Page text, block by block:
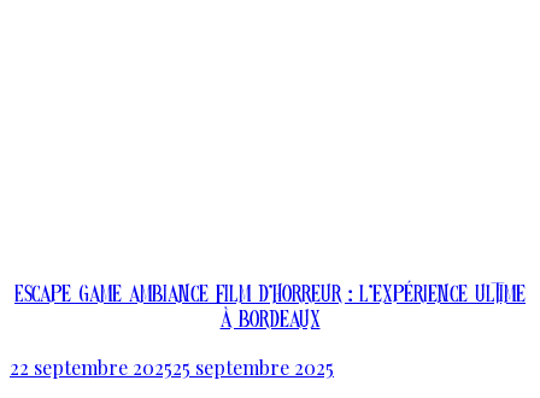
Escape game ambiance film d’horreur : l’expérience ultime
à Bordeaux
22 septembre 202525 septembre 2025